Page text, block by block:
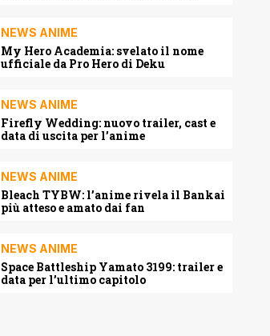
NEWS ANIME
My Hero Academia: svelato il nome
ufficiale da Pro Hero di Deku
NEWS ANIME
Firefly Wedding: nuovo trailer, cast e
data di uscita per l’anime
NEWS ANIME
Bleach TYBW: l’anime rivela il Bankai
più atteso e amato dai fan
NEWS ANIME
Space Battleship Yamato 3199: trailer e
data per l’ultimo capitolo